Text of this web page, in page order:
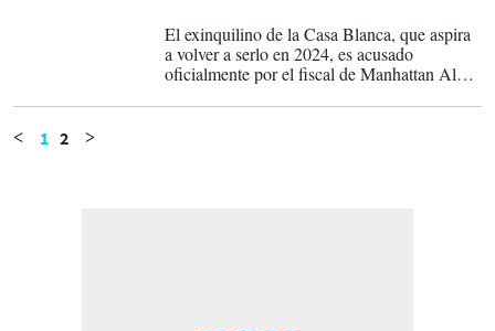
El exinquilino de la Casa Blanca, que aspira
a volver a serlo en 2024, es acusado
oficialmente por el fiscal de Manhattan Alvin
de Nueva York, del pago de US$130.000 a
< 1 2 >